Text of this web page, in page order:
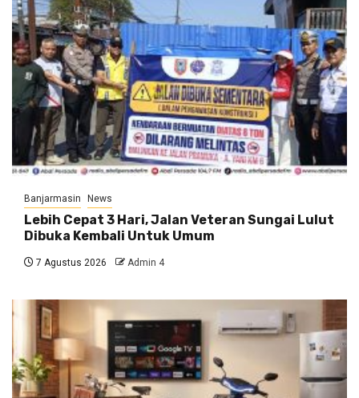
Banjarmasin News
Lebih Cepat 3 Hari, Jalan Veteran Sungai Lulut
Dibuka Kembali Untuk Umum
7 Agustus 2026 Admin 4